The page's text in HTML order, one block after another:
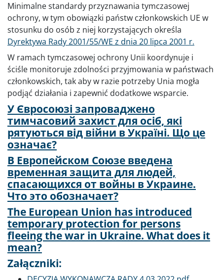
Minimalne standardy przyznawania tymczasowej
ochrony, w tym obowiązki państw członkowskich UE w
stosunku do osób z niej korzystających określa
Dyrektywa Rady 2001/55/WE z dnia 20 lipca 2001 r.
W ramach tymczasowej ochrony Unii koordynuje i
ściśle monitoruje zdolności przyjmowania w państwach
członkowskich, tak aby w razie potrzeby Unia mogła
podjąć działania i zapewnić dodatkowe wsparcie.
У Євросоюзі запроваджено
тимчасовий захист для осіб, які
рятуються від війни в Україні. Що це
означає?
В Европейском Союзе введена
временная защита для людей,
спасающихся от войны в Украине.
Что это обозначает?
The European Union has introduced
temporary protection for persons
fleeing the war in Ukraine. What does it
mean?
Załączniki: